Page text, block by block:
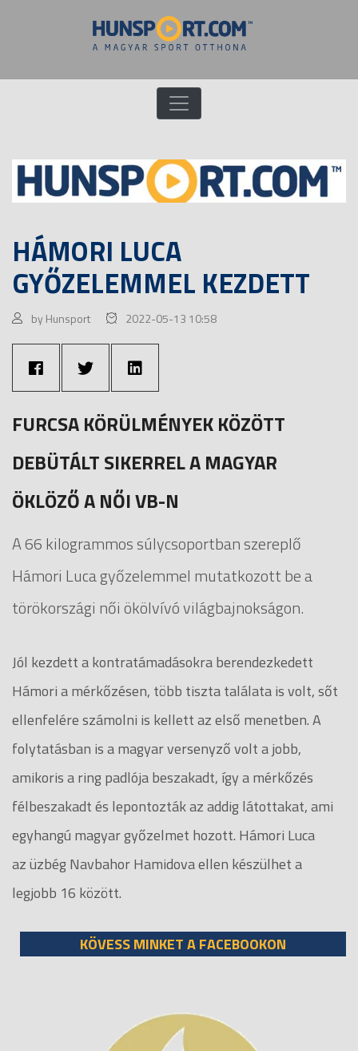
HÁMORI LUCA
GYŐZELEMMEL KEZDETT
by Hunsport 2022-05-13 10:58
FURCSA KÖRÜLMÉNYEK KÖZÖTT
DEBÜTÁLT SIKERREL A MAGYAR
ÖKLÖZŐ A NŐI VB-N
A 66 kilogrammos súlycsoportban szereplő
Hámori Luca győzelemmel mutatkozott be a
törökországi női ökölvívó világbajnokságon.
Jól kezdett a kontratámadásokra berendezkedett
Hámori a mérkőzésen, több tiszta találata is volt, sőt
ellenfelére számolni is kellett az első menetben. A
folytatásban is a magyar versenyző volt a jobb,
amikoris a ring padlója beszakadt, így a mérkőzés
félbeszakadt és lepontozták az addig látottakat, ami
egyhangú magyar győzelmet hozott. Hámori Luca
az üzbég Navbahor Hamidova ellen készülhet a
legjobb 16 között.
KÖVESS MINKET A FACEBOOKON